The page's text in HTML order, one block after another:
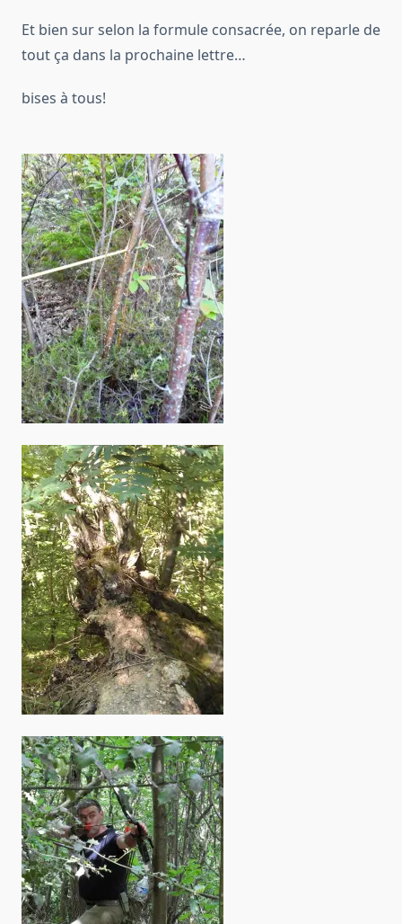
Et bien sur selon la formule consacrée, on reparle de
tout ça dans la prochaine lettre…
bises à tous!